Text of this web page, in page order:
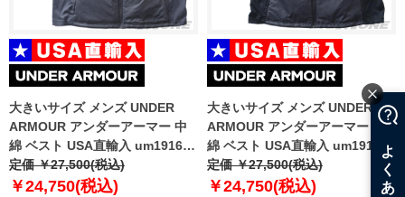
大きいサイズ メンズ UNDER
ARMOUR アンダーアーマー 中
綿 ベスト USA直輸入 um1916-
9512
定価 ￥27,500(税込)
￥24,750(税込)
大きいサイズ メンズ UNDER
ARMOUR アンダーアーマー 中
綿 ベスト USA直輸入 um1916-
999
定価 ￥27,500(税込)
￥24,750(税込)